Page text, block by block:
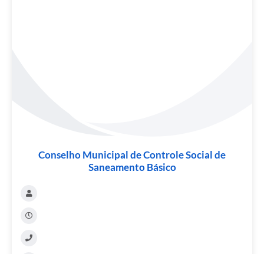
Conselho Municipal de Controle Social de
Saneamento Básico